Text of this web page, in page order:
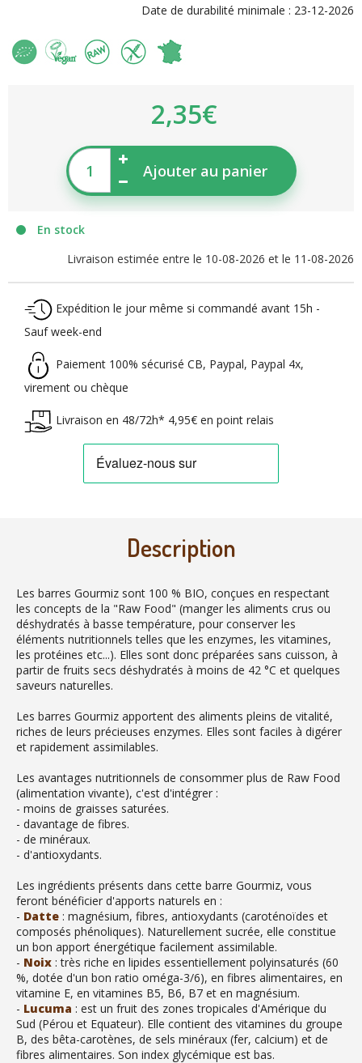
Date de durabilité minimale : 23-12-2026
2,35€
Ajouter au panier
En stock
Livraison estimée entre le 10-08-2026 et le 11-08-2026
Expédition le jour même si commandé avant 15h -
Sauf week-end
Paiement 100% sécurisé CB, Paypal, Paypal 4x,
virement ou chèque
Livraison en 48/72h* 4,95€ en point relais
Description
Les barres Gourmiz sont 100 % BIO, conçues en respectant
les concepts de la "Raw Food" (manger les aliments crus ou
déshydratés à basse température, pour conserver les
éléments nutritionnels telles que les enzymes, les vitamines,
les protéines etc...). Elles sont donc préparées sans cuisson, à
partir de fruits secs déshydratés à moins de 42 °C et quelques
saveurs naturelles.
Les barres Gourmiz apportent des aliments pleins de vitalité,
riches de leurs précieuses enzymes. Elles sont faciles à digérer
et rapidement assimilables.
Les avantages nutritionnels de consommer plus de Raw Food
(alimentation vivante), c'est d'intégrer :
- moins de graisses saturées.
- davantage de fibres.
- de minéraux.
- d'antioxydants.
Les ingrédients présents dans cette barre Gourmiz, vous
feront bénéficier d'apports naturels en :
- Datte : magnésium, fibres, antioxydants (caroténoïdes et
composés phénoliques). Naturellement sucrée, elle constitue
un bon apport énergétique facilement assimilable.
- Noix : très riche en lipides essentiellement polyinsaturés (60
%, dotée d'un bon ratio oméga-3/6), en fibres alimentaires, en
vitamine E, en vitamines B5, B6, B7 et en magnésium.
- Lucuma : est un fruit des zones tropicales d'Amérique du
Sud (Pérou et Equateur). Elle contient des vitamines du groupe
B, des bêta-carotènes, de sels minéraux (fer, calcium) et de
fibres alimentaires. Son index glycémique est bas.